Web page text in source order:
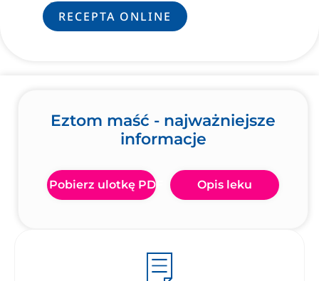
leczenie.
RECEPTA ONLINE
Eztom maść - najważniejsze
informacje
Pobierz ulotkę PDF Opis leku